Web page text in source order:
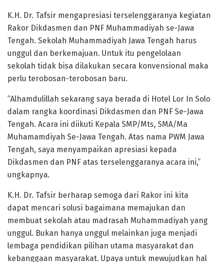
K.H. Dr. Tafsir mengapresiasi terselenggaranya kegiatan
Rakor Dikdasmen dan PNF Muhammadiyah se-Jawa
Tengah. Sekolah Muhammadiyah Jawa Tengah harus
unggul dan berkemajuan. Untuk itu pengelolaan
sekolah tidak bisa dilakukan secara konvensional maka
perlu terobosan-terobosan baru.
“Alhamdulillah sekarang saya berada di Hotel Lor In Solo
dalam rangka koordinasi Dikdasmen dan PNF Se-Jawa
Tengah. Acara ini diikuti Kepala SMP/Mts, SMA/Ma
Muhamamdiyah Se-Jawa Tengah. Atas nama PWM Jawa
Tengah, saya menyampaikan apresiasi kepada
Dikdasmen dan PNF atas terselenggaranya acara ini,”
ungkapnya.
K.H. Dr. Tafsir berharap semoga dari Rakor ini kita
dapat mencari solusi bagaimana memajukan dan
membuat sekolah atau madrasah Muhammadiyah yang
unggul. Bukan hanya unggul melainkan juga menjadi
lembaga pendidikan pilihan utama masyarakat dan
kebanggaan masyarakat. Upaya untuk mewujudkan hal